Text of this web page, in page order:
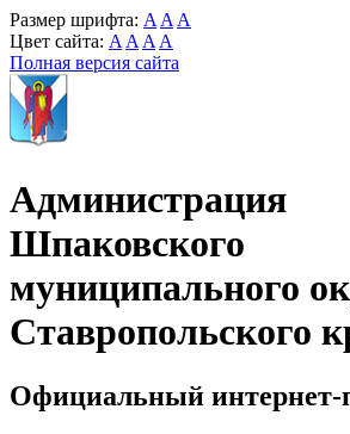
Размер шрифта: A A A
Цвет сайта: A A A A
Полная версия сайта
Администрация
Шпаковского
муниципального
Ставропольского
Официальный интернет-